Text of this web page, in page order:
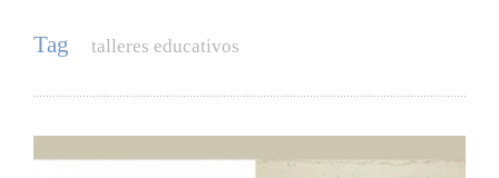
Tag talleres educativos